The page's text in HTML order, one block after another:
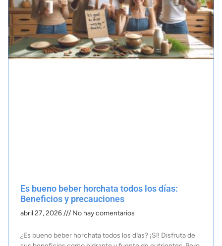
Es bueno beber horchata todos los días:
Beneficios y precauciones​
abril 27, 2026 No hay comentarios
¿Es bueno beber horchata todos los días? ¡Sí! Disfruta de